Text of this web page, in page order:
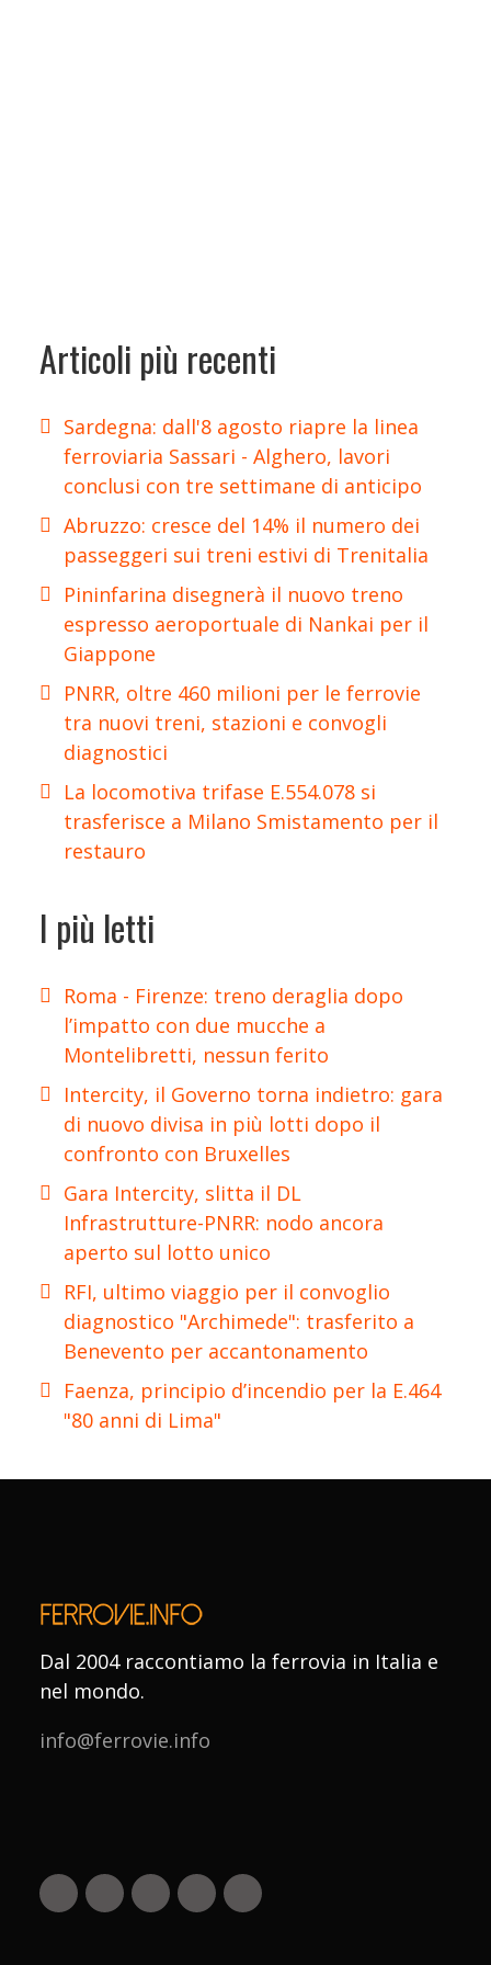
Articoli più recenti
Sardegna: dall'8 agosto riapre la linea
ferroviaria Sassari - Alghero, lavori
conclusi con tre settimane di anticipo
Abruzzo: cresce del 14% il numero dei
passeggeri sui treni estivi di Trenitalia
Pininfarina disegnerà il nuovo treno
espresso aeroportuale di Nankai per il
Giappone
PNRR, oltre 460 milioni per le ferrovie
tra nuovi treni, stazioni e convogli
diagnostici
La locomotiva trifase E.554.078 si
trasferisce a Milano Smistamento per il
restauro
I più letti
Roma - Firenze: treno deraglia dopo
l’impatto con due mucche a
Montelibretti, nessun ferito
Intercity, il Governo torna indietro: gara
di nuovo divisa in più lotti dopo il
confronto con Bruxelles
Gara Intercity, slitta il DL
Infrastrutture-PNRR: nodo ancora
aperto sul lotto unico
RFI, ultimo viaggio per il convoglio
diagnostico "Archimede": trasferito a
Benevento per accantonamento
Faenza, principio d’incendio per la E.464
"80 anni di Lima"
Dal 2004 raccontiamo la ferrovia in Italia e
nel mondo.
info@ferrovie.info